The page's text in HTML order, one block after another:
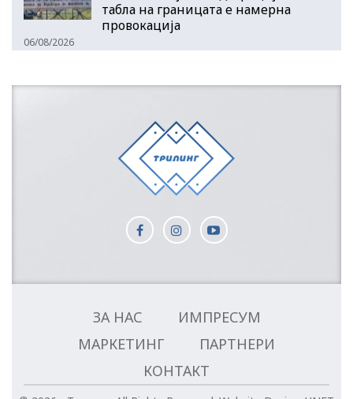
табла на границата е намерна
провокација
06/08/2026
ЗА НАС
ИМПРЕСУМ
МАРКЕТИНГ
ПАРТНЕРИ
КОНТАКТ